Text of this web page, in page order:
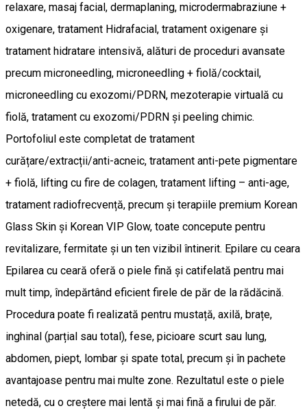
relaxare, masaj facial, dermaplaning, microdermabraziune +
oxigenare, tratament Hidrafacial, tratament oxigenare și
tratament hidratare intensivă, alături de proceduri avansate
precum microneedling, microneedling + fiolă/cocktail,
microneedling cu exozomi/PDRN, mezoterapie virtuală cu
fiolă, tratament cu exozomi/PDRN și peeling chimic.
Portofoliul este completat de tratament
curățare/extracții/anti-acneic, tratament anti-pete pigmentare
+ fiolă, lifting cu fire de colagen, tratament lifting – anti-age,
tratament radiofrecvență, precum și terapiile premium Korean
Glass Skin și Korean VIP Glow, toate concepute pentru
revitalizare, fermitate și un ten vizibil întinerit. Epilare cu ceara
Epilarea cu ceară oferă o piele fină și catifelată pentru mai
mult timp, îndepărtând eficient firele de păr de la rădăcină.
Procedura poate fi realizată pentru mustață, axilă, brațe,
inghinal (parțial sau total), fese, picioare scurt sau lung,
abdomen, piept, lombar și spate total, precum și în pachete
avantajoase pentru mai multe zone. Rezultatul este o piele
netedă, cu o creștere mai lentă și mai fină a firului de păr.